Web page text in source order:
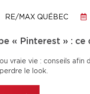
RE/MAX QUÉBEC
« Pinterest » : ce
vraie vie : conseils
le look.